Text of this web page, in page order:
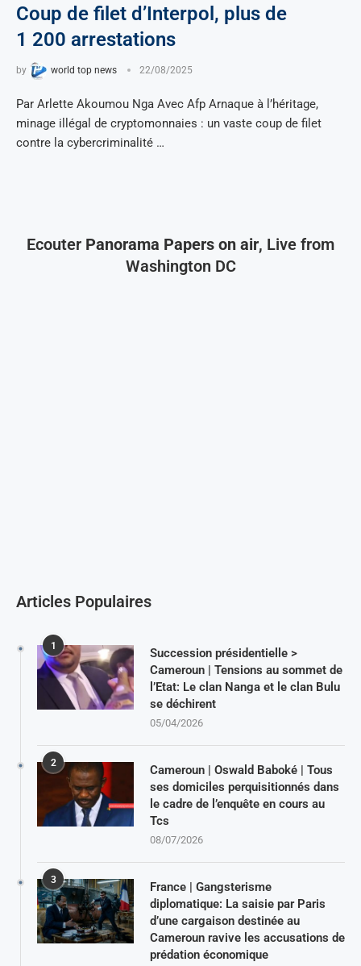
Coup de filet d’Interpol, plus de
1 200 arrestations
by world top news 22/08/2025
Par Arlette Akoumou Nga Avec Afp Arnaque à l’héritage,
minage illégal de cryptomonnaies : un vaste coup de filet
contre la cybercriminalité …
Ecouter Panorama Papers on air, Live from
Washington DC
Articles Populaires
1
Succession présidentielle >
Cameroun | Tensions au sommet de
l’Etat: Le clan Nanga et le clan Bulu
se déchirent
05/04/2026
2
Cameroun | Oswald Baboké | Tous
ses domiciles perquisitionnés dans
le cadre de l’enquête en cours au
Tcs
08/07/2026
3
France | Gangsterisme
diplomatique: La saisie par Paris
d’une cargaison destinée au
Cameroun ravive les accusations de
prédation économique